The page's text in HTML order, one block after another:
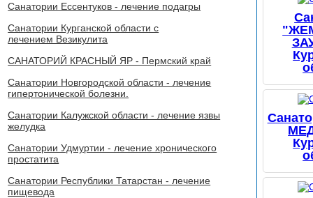
Санатории Ессентуков - лечение подагры
Санатории Курганской области с
лечением Везикулита
САНАТОРИЙ КРАСНЫЙ ЯР - Пермский край
Санатории Новгородской области - лечение
гипертонической болезни.
Санатории Калужской области - лечение язвы
желудка
Санатории Удмуртии - лечение хронического
простатита
Санатории Республики Татарстан - лечение
пищевода